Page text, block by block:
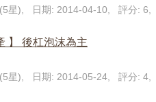
(5星), 日期: 2014-04-10, 評分:
】 後杠泡沫為主
星), 日期: 2014-05-24, 評分: 4,